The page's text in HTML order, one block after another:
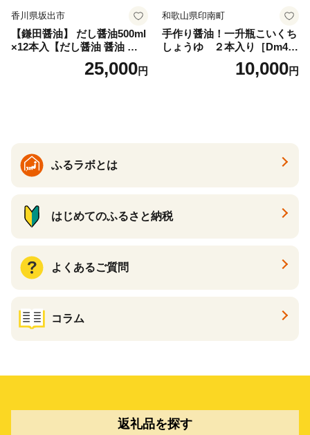
香川県坂出市
【鎌田醤油】 だし醤油500ml
×12本入【だし醤油 醤油 人気
おすすめ 人気だし醤油 出汁
25,000円
和歌山県印南町
手作り醤油！一升瓶こいくち
しょうゆ ２本入り［Dm4］
｜手作り 醤油 和歌山県 印南
町 一升瓶 こいくちしょうゆ
10,000円
ふるラボとは
はじめてのふるさと納税
よくあるご質問
コラム
返礼品を探す